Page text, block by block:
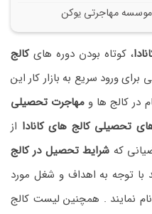
موسسه مهاجرتی یوکن
، کوتاه بودن دوره هایکالج
برای ورود سریع به بازار کار این
در کالج ها و مهاجرت تحصیلی
تحصیلی کالج های کانادا از
که شرایط تحصیل در کالج
با توجه به اهداف و شغل مورد
نمایند . همچنین لیست کالج